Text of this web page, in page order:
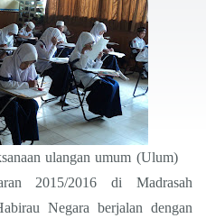
ulangan umum (Ulum)
2015/2016 di Madrasah
Negara berjalan dengan